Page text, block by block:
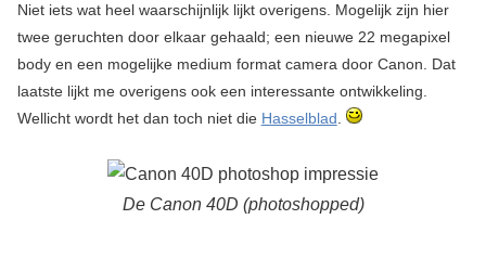
Niet iets wat heel waarschijnlijk lijkt overigens. Mogelijk zijn hier
twee geruchten door elkaar gehaald; een nieuwe 22 megapixel
body en een mogelijke medium format camera door Canon. Dat
laatste lijkt me overigens ook een interessante ontwikkeling.
Wellicht wordt het dan toch niet die Hasselblad.
De Canon 40D (photoshopped)